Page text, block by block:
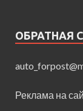
ОБРАТНАЯ
Реклама на